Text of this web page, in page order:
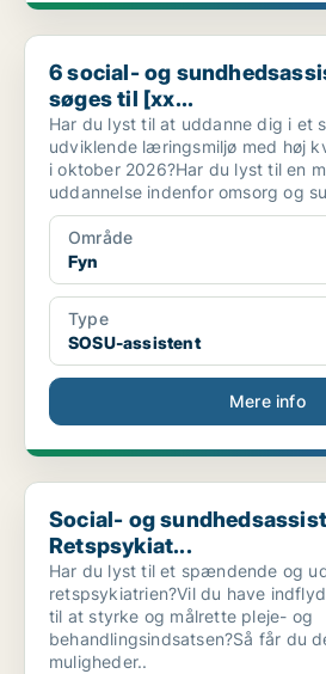
6 social- og sundhedsassistentelever
6 social- og
søges til [xx...
Har du lyst til at uddanne dig i et
udviklende læringsmiljø med høj
i oktober 2026?Har du lyst til en
uddannelse indenfor omsorg og
Område
Fyn
Type
SOSU-assistent
Mere info
Social- og sundhedsassistent søges
Social- og
Retspsykiat...
Har du lyst til et spændende og
retspsykiatrien?Vil du have
til at styrke og målrette pleje- og
behandlingsindsatsen?Så får du
muligheder..